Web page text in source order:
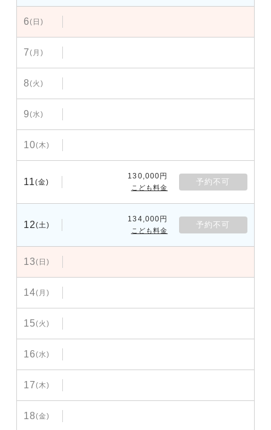
6(日)
7(月)
8(火)
9(水)
10(木)
11(金)
130,000円
こども料金
予約不可
12(土)
134,000円
こども料金
予約不可
13(日)
14(月)
15(火)
16(水)
17(木)
18(金)